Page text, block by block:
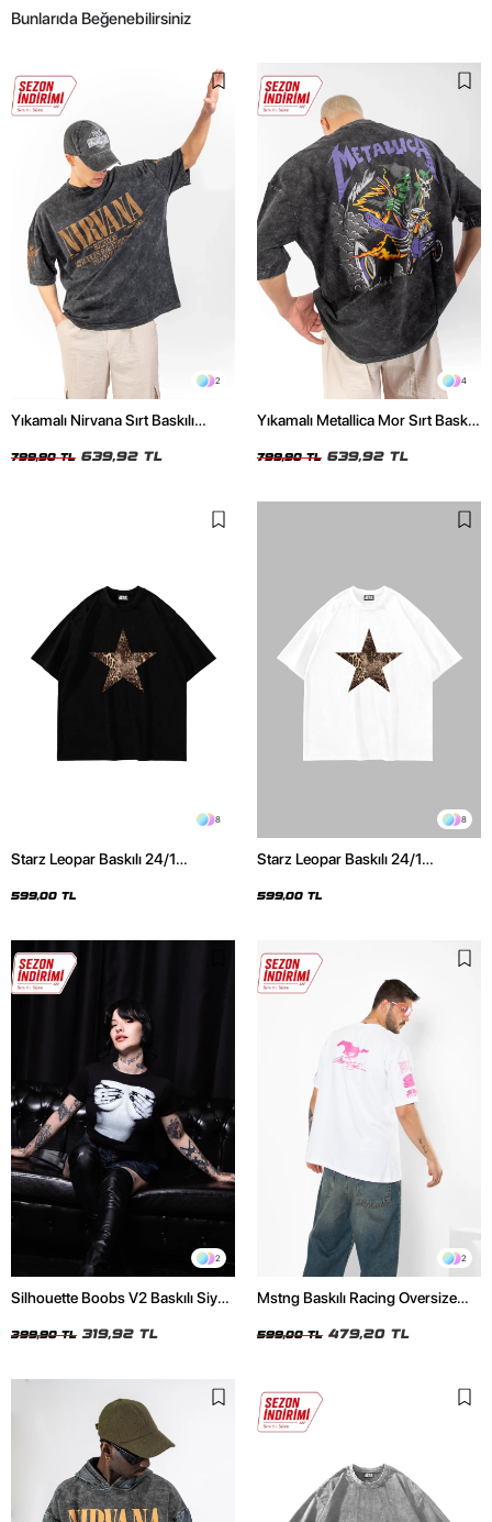
Bunlarıda Beğenebilirsiniz
2
Yıkamalı Nirvana Sırt Baskılı
799,90 TL 639,92 TL
4
Yıkamalı Metallica Mor Sırt Baskılı
799,90 TL 639,92 TL
8
Starz Leopar Baskılı 24/1
599,00 TL
8
Starz Leopar Baskılı 24/1
599,00 TL
2
Silhouette Boobs V2 Baskılı Siyah
399,90 TL 319,92 TL
2
Mstng Baskılı Racing Oversize
599,00 TL 479,20 TL